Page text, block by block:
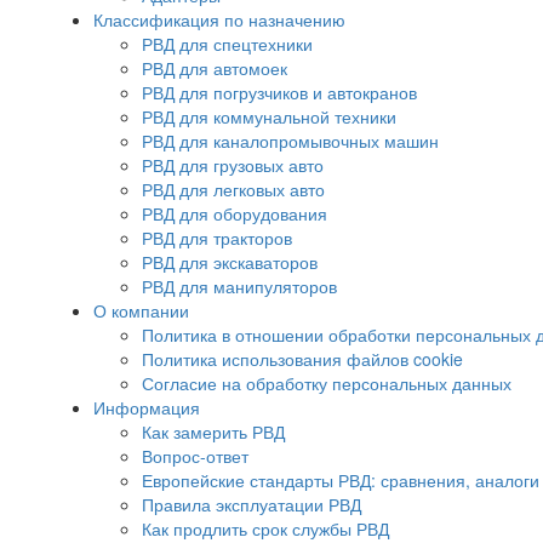
Классификация по назначению
РВД для спецтехники
РВД для автомоек
РВД для погрузчиков и автокранов
РВД для коммунальной техники
РВД для каналопромывочных машин
РВД для грузовых авто
РВД для легковых авто
РВД для оборудования
РВД для тракторов
РВД для экскаваторов
РВД для манипуляторов
О компании
Политика в отношении обработки персональных
Политика использования файлов cookie
Согласие на обработку персональных данных
Информация
Как замерить РВД
Вопрос-ответ
Европейские стандарты РВД: сравнения, аналоги
Правила эксплуатации РВД
Как продлить срок службы РВД